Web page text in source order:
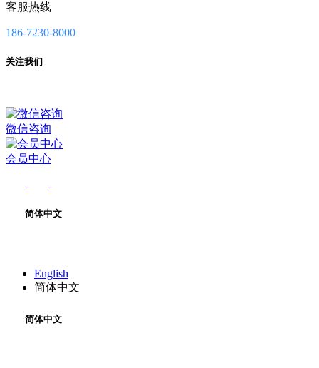
客服热线
186-7230-8000
关注我们
微信咨询
会员中心
简体中文
English
简体中文
简体中文